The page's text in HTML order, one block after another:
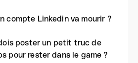
compte Linkedin va mourir ?
poster un petit truc de
pour rester dans le game ?